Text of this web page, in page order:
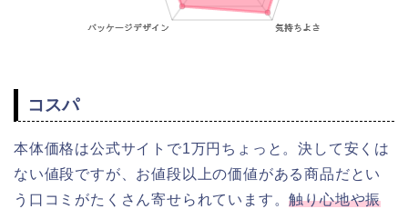
コスパ
本体価格は公式サイトで1万円ちょっと。決して安くは
ない値段ですが、お値段以上の価値がある商品だとい
う口コミがたくさん寄せられています。触り心地や振